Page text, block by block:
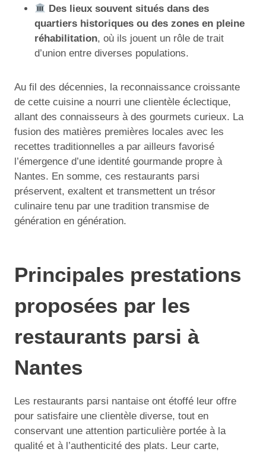
Des lieux souvent situés dans des
quartiers historiques ou des zones en pleine
réhabilitation, où ils jouent un rôle de trait
d’union entre diverses populations.
Au fil des décennies, la reconnaissance croissante
de cette cuisine a nourri une clientèle éclectique,
allant des connaisseurs à des gourmets curieux. La
fusion des matières premières locales avec les
recettes traditionnelles a par ailleurs favorisé
l’émergence d’une identité gourmande propre à
Nantes. En somme, ces restaurants parsi
préservent, exaltent et transmettent un trésor
culinaire tenu par une tradition transmise de
génération en génération.
Principales prestations
proposées par les
restaurants parsi à
Nantes
Les restaurants parsi nantaise ont étoffé leur offre
pour satisfaire une clientèle diverse, tout en
conservant une attention particulière portée à la
qualité et à l’authenticité des plats. Leur carte,